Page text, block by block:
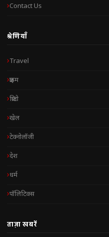
Contact Us
श्रेणियाँ
Travel
क्राइम
क्रिप्टो
खेल
टेक्नोलॉजी
देश
धर्म
पॉलिटिक्स
ताज़ा खबरें